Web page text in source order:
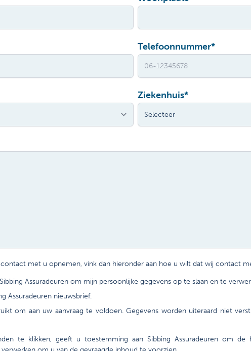
Telefoonnummer*
Ziekenhuis*
met u opnemen, vink dan hieronder aan hoe u wilt dat wij contact
Assuradeuren om mijn persoonlijke gegevens op te slaan en te
Assuradeuren nieuwsbrief.
om aan uw aanvraag te voldoen. Gegevens worden uiteraard niet
te klikken, geeft u toestemming aan Sibbing Assuradeuren om de